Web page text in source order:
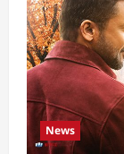
News